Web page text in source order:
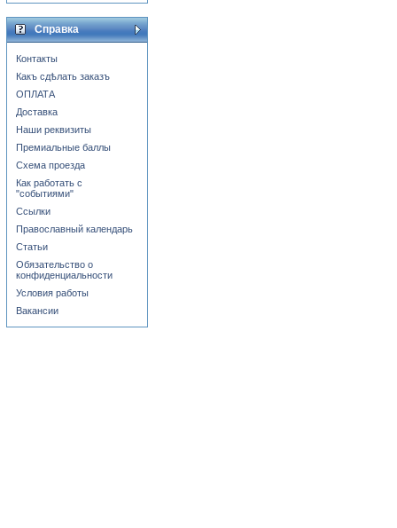
Справка
Контакты
Какъ сдѣлать заказъ
ОПЛАТА
Доставка
Наши реквизиты
Премиальные баллы
Схема проезда
Как работать с
"событиями"
Ссылки
Православный календарь
Статьи
Обязательство о
конфиденциальности
Условия работы
Вакансии